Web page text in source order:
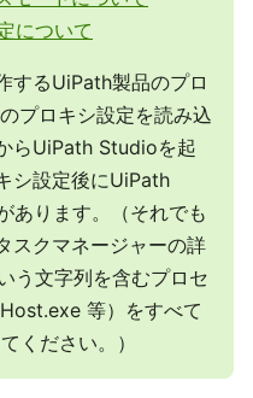
について
するUiPath製品のプロ
プロキシ設定を読み込
らUiPath Studioを起
シ設定後にUiPath
あります。（それでも
スクマネージャーの詳
う文字列を含むプロセ
等）をすべて
ください。）